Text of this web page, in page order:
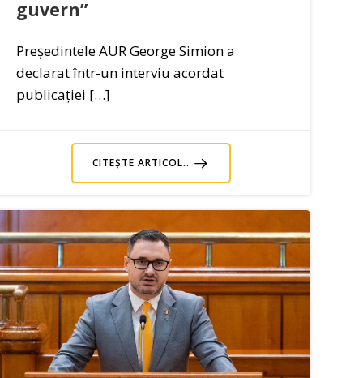
guvern”
Președintele AUR George Simion a
declarat într-un interviu acordat
publicației […]
CITEȘTE ARTICOL..